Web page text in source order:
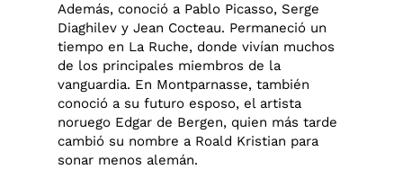
Además, conoció a Pablo Picasso, Serge
Diaghilev y Jean Cocteau. Permaneció un
tiempo en La Ruche, donde vivían muchos
de los principales miembros de la
vanguardia. En Montparnasse, también
conoció a su futuro esposo, el artista
noruego Edgar de Bergen, quien más tarde
cambió su nombre a Roald Kristian para
sonar menos alemán.